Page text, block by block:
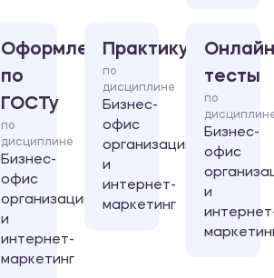
Оформление
по
ГОСТу
по
дисциплине
Бизнес-
офис
организации
и
интернет-
маркетинг
Практикум
по
дисциплине
Бизнес-
офис
организации
и
интернет-
маркетинг
тесты
по
Бизнес-
офис
и